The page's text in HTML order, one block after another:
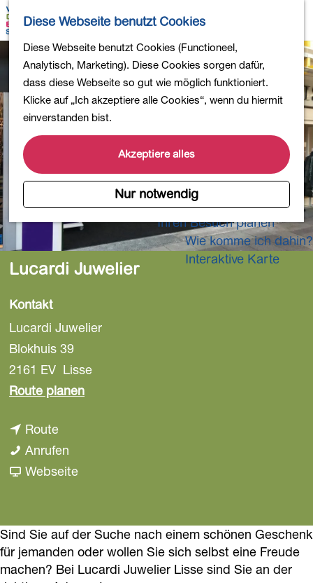
Diese Webseite benutzt Cookies
Diese Webseite benutzt Cookies (Functioneel,
Analytisch, Marketing). Diese Cookies sorgen dafür,
dass diese Webseite so gut wie möglich funktioniert.
Klicke auf „Ich akzeptiere alle Cookies“, wenn du hiermit
einverstanden bist.
Akzeptiere alles
Nur notwendig
e
e
n
S
i
z
u
r
H
K
r
t
e
S
c
h
e
n
e
n
ü
Einkaufen
Essen und Trinken
Kinderaktivitäten
In die Natur
Polder und Seen
Museen und mehr
Aktiv und gesund
4-Tage-Wanderung
Übernachtungen
Ihren Besuch planen
Wie komme ich dahin?
Interaktive Karte
Lucardi Juwelier
Kontakt
Lucardi Juwelier
Blokhuis 39
2161 EV Lisse
Route planenb
r
d
i
Routeb
i
s
c
a
r
Anrufen
u
r
d
i
Webseitea
u
c
a
Sind Sie auf der Suche nach einem schönen Geschenk
für jemanden oder wollen Sie sich selbst eine Freude
machen? Bei Lucardi Juwelier Lisse sind Sie an der